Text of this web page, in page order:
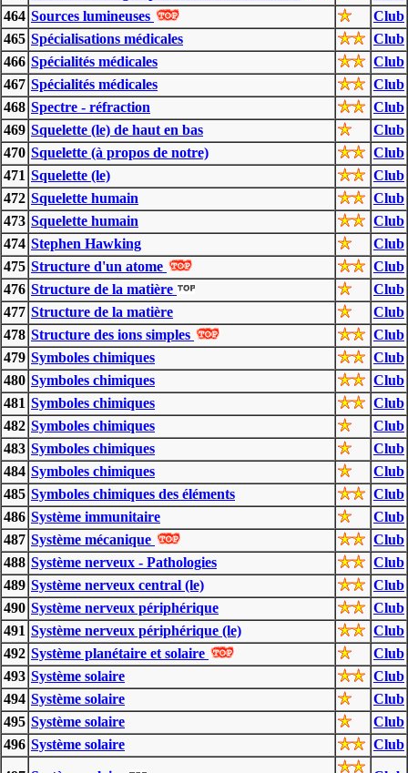
464 Sources lumineuses
Club
465 Spécialisations médicales
Club
466 Spécialités médicales
Club
467 Spécialités médicales
Club
468 Spectre - réfraction
Club
469 Squelette (le) de haut en bas
Club
470 Squelette (à propos de notre)
Club
471 Squelette (le)
Club
472 Squelette humain
Club
473 Squelette humain
Club
474 Stephen Hawking
Club
475 Structure d'un atome
Club
476 Structure de la matière
Club
477 Structure de la matière
Club
478 Structure des ions simples
Club
479 Symboles chimiques
Club
480 Symboles chimiques
Club
481 Symboles chimiques
Club
482 Symboles chimiques
Club
483 Symboles chimiques
Club
484 Symboles chimiques
Club
485 Symboles chimiques des éléments
Club
486 Système immunitaire
Club
487 Système mécanique
Club
488 Système nerveux - Pathologies
Club
489 Système nerveux central (le)
Club
490 Système nerveux périphérique
Club
491 Système nerveux périphérique (le)
Club
492 Système planétaire et solaire
Club
493 Système solaire
Club
494 Système solaire
Club
495 Système solaire
Club
496 Système solaire Club